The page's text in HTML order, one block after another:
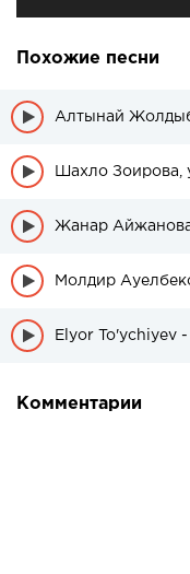
Похожие песни
Алтынай
Elyor To'ychiyev
Комментарии